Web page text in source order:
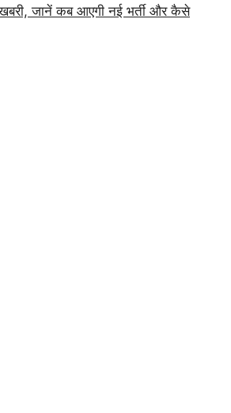
जानें कब आएगी नई भर्ती और कैसे